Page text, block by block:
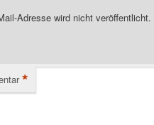
Adresse wird nicht veröffentlicht.
*